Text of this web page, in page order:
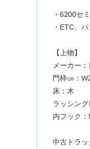
・6200セ
・ETC、
【上物】
メーカー
門枠㎝：
床：木
ラッシン
内フック
中古トラ